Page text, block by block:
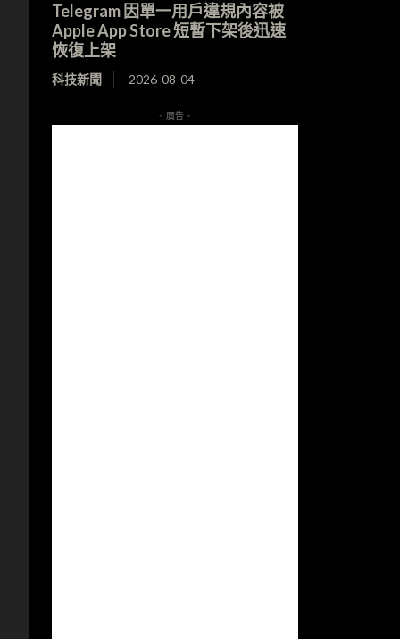
Telegram 因單一用戶違規內容被
Apple App Store 短暫下架後迅速
恢復上架
科技新聞 2026-08-04
- 廣告 -